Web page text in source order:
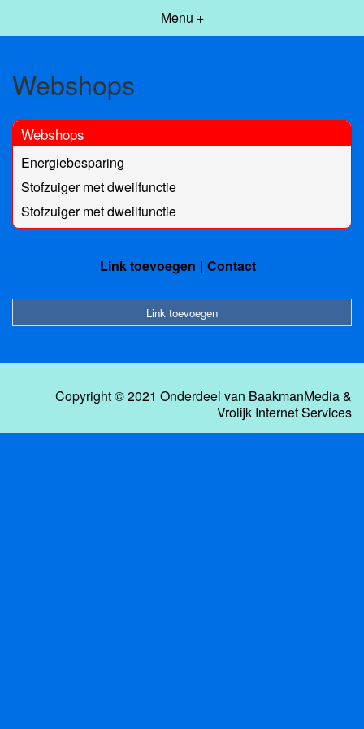
Menu +
Webshops
Webshops
Energiebesparing
Stofzuiger met dweilfunctie
Stofzuiger met dweilfunctie
Link toevoegen Contact
Link toevoegen
Copyright © 2021 Onderdeel van BaakmanMedia&
Vrolijk Internet Services